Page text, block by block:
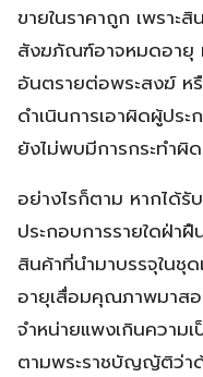
ขายในราคาถูก เพราะ
สังฆภัณฑ์อาจหมดอายุ
อันตรายต่อพระสงฆ์ ห
ดำเนินการเอาผิดผู้ปร
ยังไม่พบมีการกระทำผิ
อย่างไรก็ตาม หากได้
ประกอบการรายใดฝ่า
สินค้าที่นำมาบรรจุใน
อายุเสื่อมคุณภาพมาส
จำหน่ายแพงเกินความ
ตามพระราชบัญญัติว่า